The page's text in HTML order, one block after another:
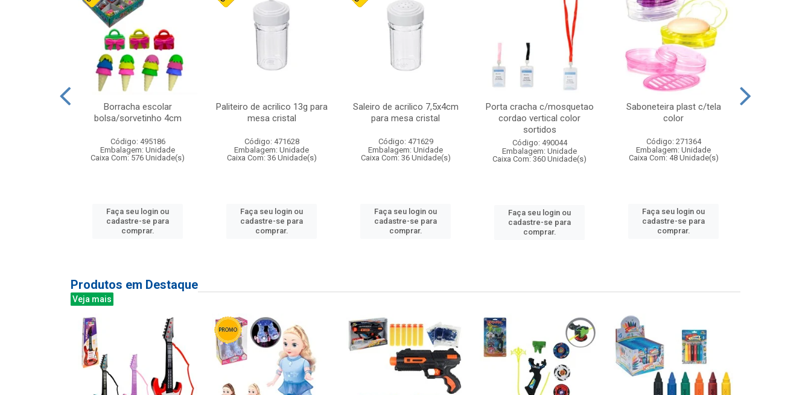
Borracha escolar
bolsa/sorvetinho 4cm
Código: 495186
Embalagem: Unidade
Caixa Com: 576 Unidade(s)
Faça seu login ou
cadastre-se para
comprar.
Paliteiro de acrilico 13g para
mesa cristal
Código: 471628
Embalagem: Unidade
Caixa Com: 36 Unidade(s)
Faça seu login ou
cadastre-se para
comprar.
Saleiro de acrilico 7,5x4cm
para mesa cristal
Código: 471629
Embalagem: Unidade
Caixa Com: 36 Unidade(s)
Faça seu login ou
cadastre-se para
comprar.
Porta cracha c/mosquetao
cordao vertical color
sortidos
Código: 490044
Embalagem: Unidade
Caixa Com: 360 Unidade(s)
Faça seu login ou
cadastre-se para
comprar.
Saboneteira plast c/tela
color
Código: 271364
Embalagem: Unidade
Caixa Com: 48 Unidade(s)
Faça seu login ou
cadastre-se para
comprar.
Produtos em Destaque
Veja mais